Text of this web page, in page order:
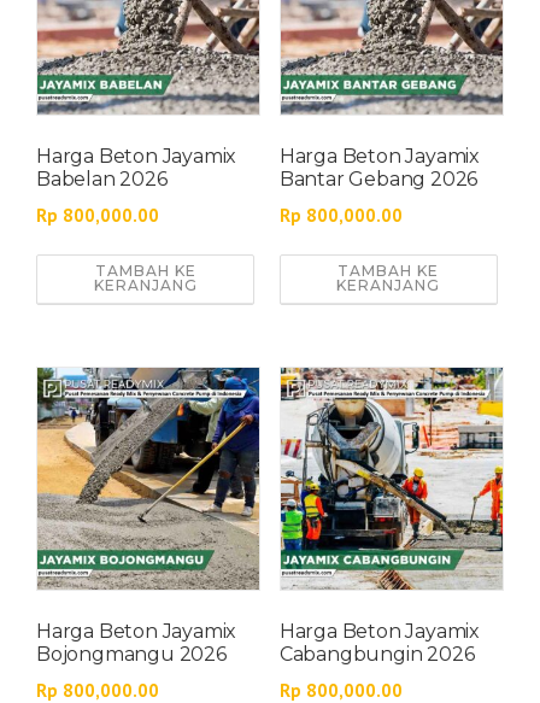
Harga Beton Jayamix
Babelan 2026
Rp 800,000.00
TAMBAH KE
KERANJANG
Harga Beton Jayamix
Bantar Gebang 2026
Rp 800,000.00
TAMBAH KE
KERANJANG
Harga Beton Jayamix
Bojongmangu 2026
Rp 800,000.00
Harga Beton Jayamix
Cabangbungin 2026
Rp 800,000.00